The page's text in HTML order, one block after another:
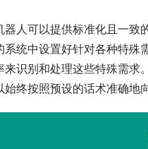
人可以提供标准化且一
统中设置好针对各种特
识别和处理这些特殊需
终按照预设的话术准确地